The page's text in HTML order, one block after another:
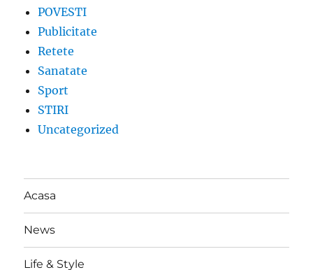
POVESTI
Publicitate
Retete
Sanatate
Sport
STIRI
Uncategorized
Acasa
News
Life & Style